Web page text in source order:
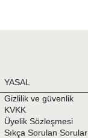
YASAL
Gizlilik ve güvenlik
KVKK
Üyelik Sözleşmesi
Sıkça Sorulan Sorular